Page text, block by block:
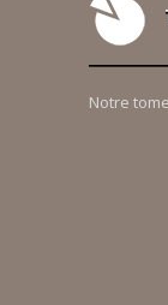
Notre